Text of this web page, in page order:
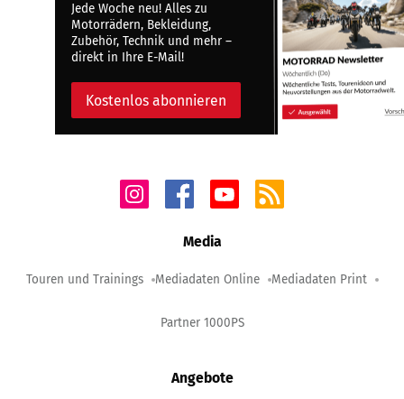
Jede Woche neu! Alles zu
Motorrädern, Bekleidung,
Zubehör, Technik und mehr –
direkt in Ihre E-Mail!
Kostenlos abonnieren
Media
Touren und Trainings Mediadaten Online Mediadaten Print
Partner 1000PS
Angebote